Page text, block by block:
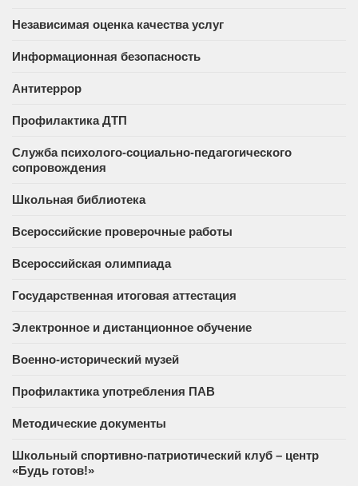
Независимая оценка качества услуг
Информационная безопасность
Антитеррор
Профилактика ДТП
Служба психолого-социально-педагогического
сопровождения
Школьная библиотека
Всероссийские проверочные работы
Всероссийская олимпиада
Государственная итоговая аттестация
Электронное и дистанционное обучение
Военно-исторический музей
Профилактика употребления ПАВ
Методические документы
Школьный спортивно-патриотический клуб – центр
«Будь готов!»